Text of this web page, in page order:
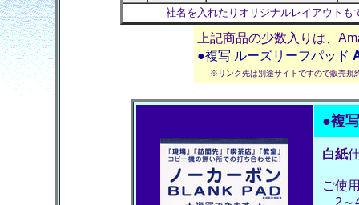
社名を入れたりオリジナルレイアウトも
上記商品の少数入りは、
●複写 ルーズリーフパッド
※リンク先は別途サイトですので販売規
●複
白紙
ご使
2～